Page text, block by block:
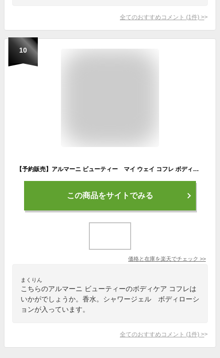
全てのおすすめコメント (1 件) >
10
【予約販売】アルマーニ ビューティー マイ ウェイ コフレ ボディケア セット【送料無料】10月13日より順次発送 ホリデーコレクション 2023 香水 シャワージェル ボディローション
この商品をサイトでみる
価格と在庫を楽天でチェック >>
まくりん
こちらのアルマーニ ビューティーのボディケア コフレは
いかがでしょうか。香水。シャワージェル ボディローシ
ョンが入っています。
全てのおすすめコメント (1 件) >